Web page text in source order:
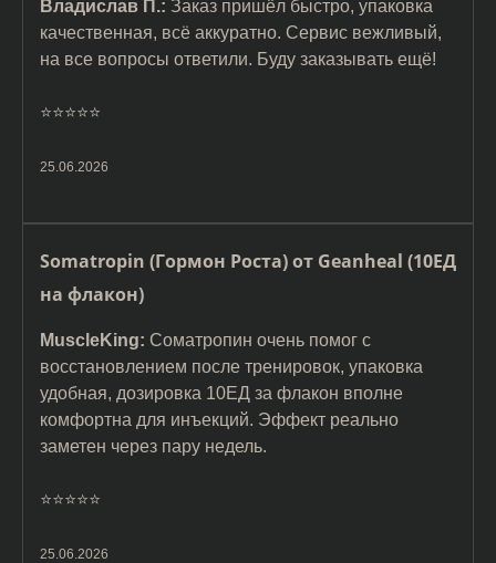
Владислав П.: Заказ пришёл быстро, упаковка
качественная, всё аккуратно. Сервис вежливый,
на все вопросы ответили. Буду заказывать ещё!
⭐️⭐️⭐️⭐️⭐️
25.06.2026
Somatropin (Гормон Роста) от Geanheal (10ЕД
на флакон)
MuscleKing: Соматропин очень помог с
восстановлением после тренировок, упаковка
удобная, дозировка 10ЕД за флакон вполне
комфортна для инъекций. Эффект реально
заметен через пару недель.
⭐️⭐️⭐️⭐️⭐️
25.06.2026